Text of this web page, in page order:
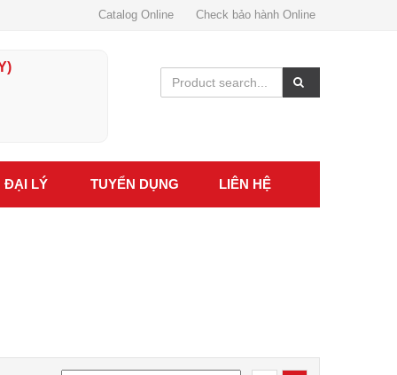
Catalog Online Check bảo hành Online
ĐẠI LÝ TUYỂN DỤNG LIÊN HỆ